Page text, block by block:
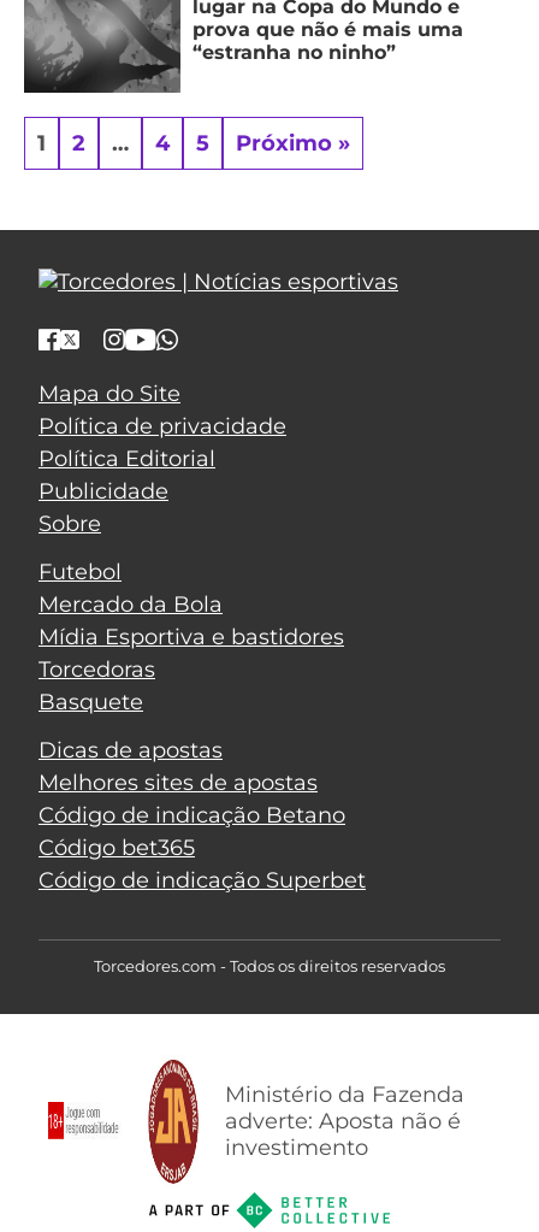
lugar na Copa do Mundo e
prova que não é mais uma
“estranha no ninho”
1 2 … 4 5 Próximo »
Mapa do Site
Política de privacidade
Política Editorial
Publicidade
Sobre
Futebol
Mercado da Bola
Mídia Esportiva e bastidores
Torcedoras
Basquete
Dicas de apostas
Melhores sites de apostas
Código de indicação Betano
Código bet365
Código de indicação Superbet
Torcedores.com - Todos os direitos reservados
Ministério da Fazenda
adverte: Aposta não é
investimento